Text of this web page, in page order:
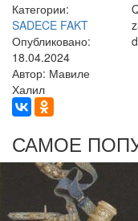
Категории:
SADECE FAKT
Опубликовано:
18.04.2024
Автор: Мавиле
Халил
САМОЕ